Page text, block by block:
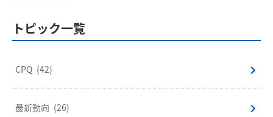
トピック一覧
CPQ (42)
最新動向 (26)